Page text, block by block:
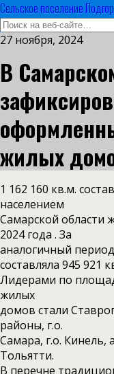
Сельское поселение
27 ноября, 2024
В
жилых
1 162 160 кв.м.
населением
Самарской области
2024 года . За
аналогичный
составляла 945 921
Лидерами по
жилых
домов стали
районы, г.о.
Самара, г.о. Кинель,
Тольятти.
В перечне